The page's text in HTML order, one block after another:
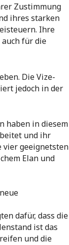
Zustimmung
ihres starken
Ihre
für die
Die Vize-
jedoch in der
haben in diesem
und ihr
vier geeignetsten
Elan und
dafür, dass die
ist das
und die